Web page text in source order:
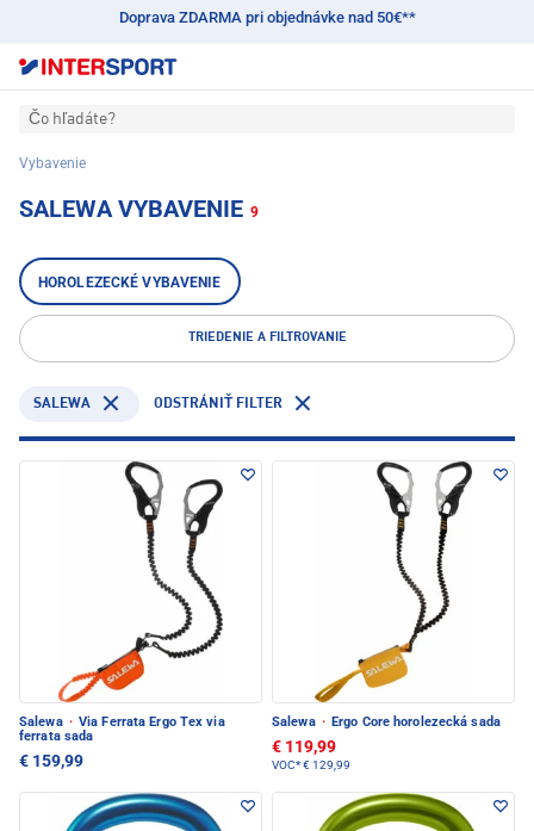
Doprava ZDARMA pri objednávke nad 50€**
Čo hľadáte?
Vybavenie
SALEWA VYBAVENIE 9
HOROLEZECKÉ VYBAVENIE
TRIEDENIE A FILTROVANIE
SALEWA ODSTRÁNIŤ FILTER
Salewa · Via Ferrata Ergo Tex via
ferrata sada
€ 159,99
Salewa · Ergo Core horolezecká sada
€ 119,99
VOC*€ 129,99